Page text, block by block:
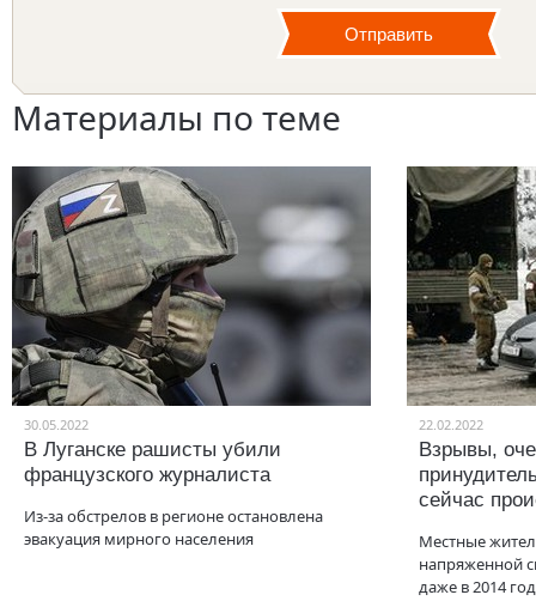
Материалы по теме
30.05.2022
В Луганске рашисты убили
французского журналиста
Из-за обстрелов в регионе остановлена
эвакуация мирного населения
22.02.2022
Взрывы,
сейчас
Местные
напряженной
даже в 2014